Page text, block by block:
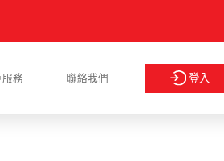
服務 聯絡我們 登入